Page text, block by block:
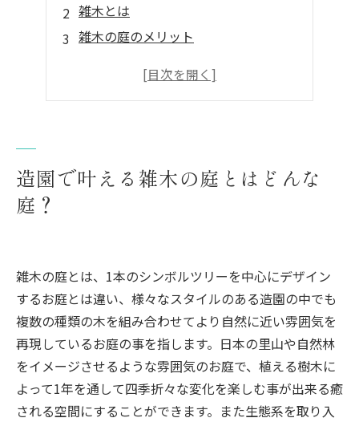
雑木とは
雑木の庭のメリット
造園で雑木の庭を作る際のポイント
造園で叶える雑木の庭とはどんな
庭？
雑木の庭とは、1本のシンボルツリーを中心にデザイン
するお庭とは違い、様々なスタイルのある造園の中でも
複数の種類の木を組み合わせてより自然に近い雰囲気を
再現しているお庭の事を指します。日本の里山や自然林
をイメージさせるような雰囲気のお庭で、植える樹木に
よって1年を通して四季折々な変化を楽しむ事が出来る癒
される空間にすることができます。また生態系を取り入